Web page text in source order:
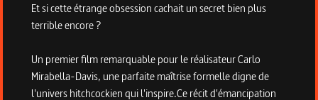
Et si cette étrange obsession cachait un secret bien plus
terrible encore ?
Un premier film remarquable pour le réalisateur Carlo
Mirabella-Davis, une parfaite maîtrise formelle digne de
l'univers hitchcockien qui l'inspire.Ce récit d'émancipation